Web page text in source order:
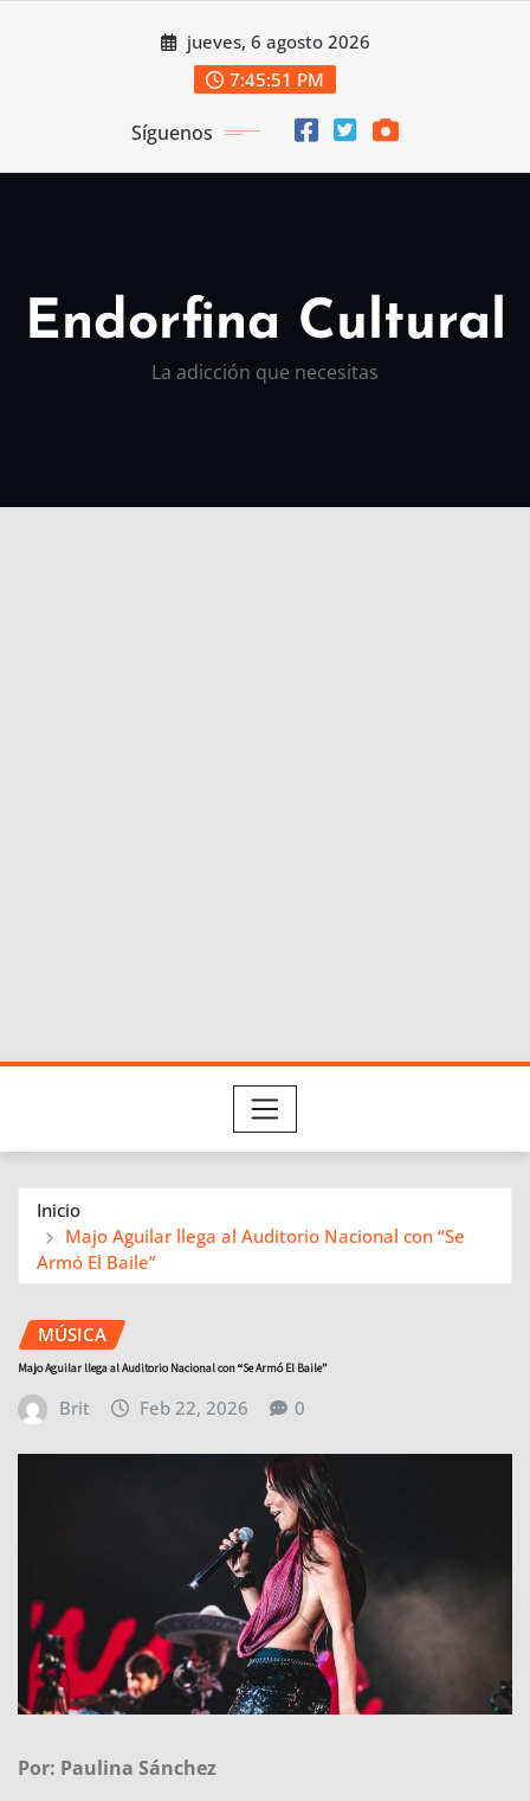
jueves, 6 agosto 2026
7:45:53 PM
Síguenos
Endorfina Cultural
La adicción que necesitas
Inicio
Majo Aguilar llega al Auditorio Nacional con “Se
Armó El Baile”
MÚSICA
Majo Aguilar llega al Auditorio Nacional con “Se Armó El Baile”
Brit Feb 22, 2026 0
Por: Paulina Sánchez